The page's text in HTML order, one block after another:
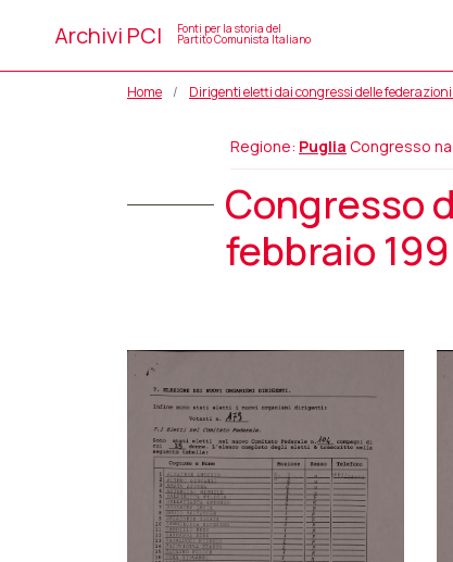
Archivi PCI Fonti per la storia del
Partito Comunista Italiano
Home Dirigenti eletti dai congressi delle
Regione: Puglia Congresso
Congresso
febbraio